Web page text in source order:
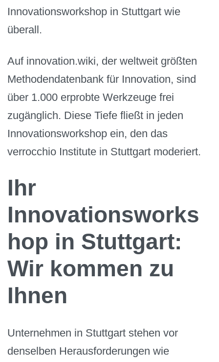
Innovationsworkshop in Stuttgart wie
überall.
Auf innovation.wiki, der weltweit größten
Methodendatenbank für Innovation, sind
über 1.000 erprobte Werkzeuge frei
zugänglich. Diese Tiefe fließt in jeden
Innovationsworkshop ein, den das
verrocchio Institute in Stuttgart moderiert.
Ihr
Innovationsworks
hop in Stuttgart:
Wir kommen zu
Ihnen
Unternehmen in Stuttgart stehen vor
denselben Herausforderungen wie